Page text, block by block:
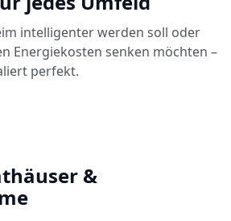
intelligenter werden soll oder
Energiekosten senken möchten –
perfekt.
&